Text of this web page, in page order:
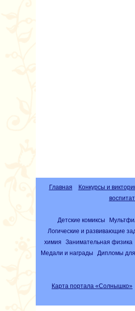
Главная Конкурсы и
Детские комиксы
Логические и развивающие
химия
Занимательная физика
Медали и награды
Дипломы
Карта портала «Солнышко»